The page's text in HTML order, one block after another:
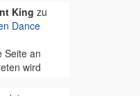
King zu
Dance
Seite an
wird